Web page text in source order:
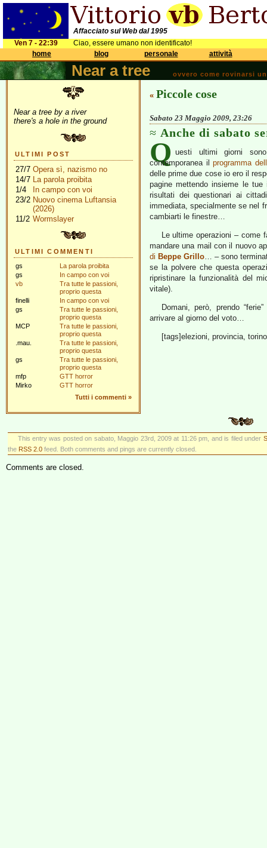
Affacciato sul Web dal 1995
Ven 7 - 22:39
Ciao, essere umano non identificato!
home
blog personale attività
Near a tree ovvero come rovinarsi
Near a tree by a river
there's a hole in the ground
ULTIMI POST
27/7 Opera sì, nazismo no
14/7 La parola proibita
1/4
In campo con voi
23/2 Nuovo cinema Luftansia
(2026)
11/2 Wormslayer
ULTIMI COMMENTI
gs
La parola proibita
gs
In campo con voi
vb
Tra tutte le passioni,
proprio questa
finelli
In campo con voi
gs
Tra tutte le passioni,
proprio questa
MCP
Tra tutte le passioni,
proprio questa
.mau.
Tra tutte le passioni,
proprio questa
gs
Tra tutte le passioni,
proprio questa
mfp
GTT horror
Mirko
GTT horror
Tutti i commenti »
« Piccole cose
Sabato 23 Maggio 2009, 23:26
Anche di sabato
Q uesti ultimi giorni
contemporanea il programma
delle prime due cose io ero il
pagine mettendo insieme le
risultati dei questionari ai
immediata, specialmente se nel
cambiarti le finestre…
Le ultime operazioni – come
mandare una mail con il nuovo
di Beppe Grillo… – sono
se la polvere che questa
ripristinare la funzionalità del
vitale).
Domani, però, prendo
arrivare al giorno del voto…
[tags]elezioni, provincia,
This entry was posted on sabato, Maggio 23rd, 2009 at 11:26 pm, and is filed under
the RSS 2.0 feed. Both comments and pings are currently closed.
Comments are closed.